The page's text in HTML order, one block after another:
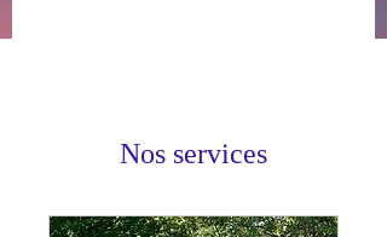
Nos services